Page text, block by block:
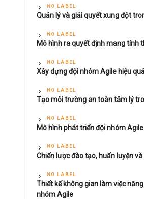
NO LABEL
Quản lý và giải quyết xung đột
NO LABEL
Mô hình ra quyết định mang tính
NO LABEL
Xây dựng đội nhóm Agile hiệu
NO LABEL
Tạo môi trường an toàn tâm lý
NO LABEL
Mô hình phát triển đội nhóm Agile
NO LABEL
Chiến lược đào tạo, huấn luyện
NO LABEL
Thiết kế không gian làm việc
nhóm Agile